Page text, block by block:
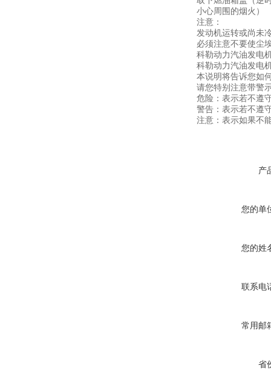
小心周围的烟火）
注意：
发动机运转或尚未
必须注意不要使尘
科勒动力汽油发电
科勒动力汽油发电
本说明将告诉您如
请您特别注意带警
危险：表示若不遵
警告：表示若不遵
注意：表示如果不
产
您的单
您的姓
联系电
常用邮
省